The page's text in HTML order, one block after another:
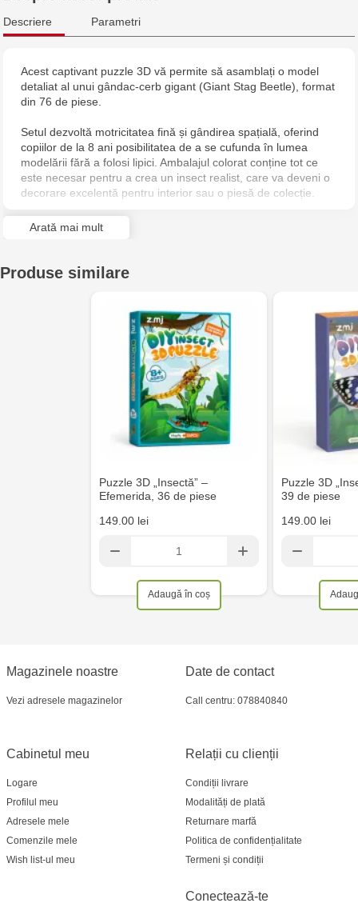
Descriere Parametri
Acest captivant puzzle 3D vă permite să asamblați o model
detaliat al unui gândac-cerb gigant (Giant Stag Beetle), format
din 76 de piese.
Setul dezvoltă motricitatea fină și gândirea spațială, oferind
copiilor de la 8 ani posibilitatea de a se cufunda în lumea
modelării fără a folosi lipici. Ambalajul colorat conține tot ce
este necesar pentru a crea un insect realist, care va deveni o
decorare excelentă pentru interior sau o piesă de colecție.
Arată mai mult
Produse similare
Puzzle 3D „Insectă” –
Efemerida, 36 de piese
149.00 lei
Adaugă în coș
Puzzle 3D
39 de piese
149.00 lei
Magazinele noastre
Vezi adresele magazinelor
Relații cu clienții
Condiții livrare
Modalități de plată
Returnare marfă
Politica de confidențialitate
Termeni și condiții
Cabinetul meu
Logare
Profilul meu
Adresele mele
Comenzile mele
Wish list-ul meu
Date de contact
Call centru: 078840840
Conectează-te